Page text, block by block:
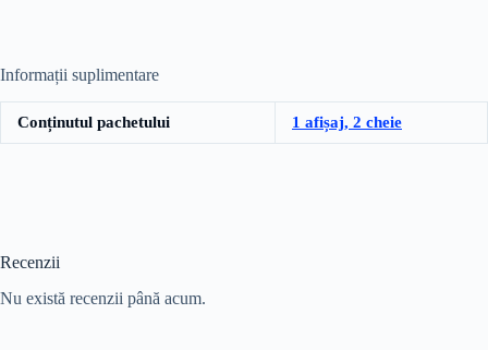
Informații suplimentare
Conținutul pachetului 1 afișaj, 2 cheie
Recenzii
Nu există recenzii până acum.